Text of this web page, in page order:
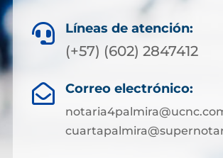
 Líneas de atención:
(+57) (602) 2847412
 Correo electrónico: